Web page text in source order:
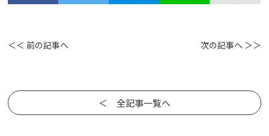
＜＜ 前の記事へ 次の記事へ ＞＞
＜ 全記事一覧へ